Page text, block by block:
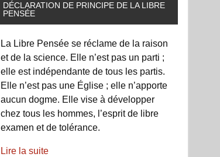
DÉCLARATION DE PRINCIPE DE LA LIBRE
PENSÉE
La Libre Pensée se réclame de la raison
et de la science. Elle n’est pas un parti ;
elle est indépendante de tous les partis.
Elle n’est pas une Église ; elle n’apporte
aucun dogme. Elle vise à développer
chez tous les hommes, l’esprit de libre
examen et de tolérance.
Lire la suite